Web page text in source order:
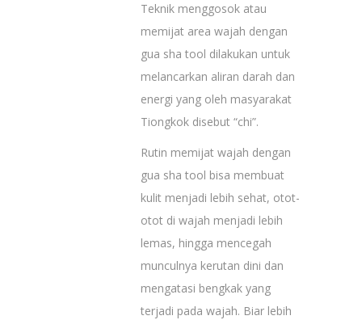
Teknik menggosok atau
memijat area wajah dengan
gua sha tool dilakukan untuk
melancarkan aliran darah dan
energi yang oleh masyarakat
Tiongkok disebut “chi”.
Rutin memijat wajah dengan
gua sha tool bisa membuat
kulit menjadi lebih sehat, otot-
otot di wajah menjadi lebih
lemas, hingga mencegah
munculnya kerutan dini dan
mengatasi bengkak yang
terjadi pada wajah. Biar lebih